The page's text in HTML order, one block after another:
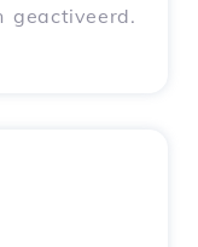
geactiveerd.